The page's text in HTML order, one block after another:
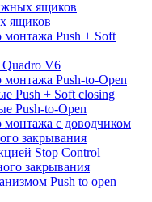
ящиков
Push + Soft
V6
Push-to-Open
Push + Soft closing
Push-to-Open
с доводчиком
закрывания
Stop Control
закрывания
Push to open